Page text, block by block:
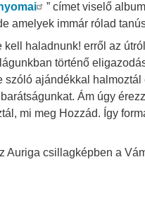
” címet viselő
amelyek immár rólad
haladnunk! erről az
történő
ajándékkal
Ám úgy
mi meg Hozzád. Így
Auriga csillagképben a